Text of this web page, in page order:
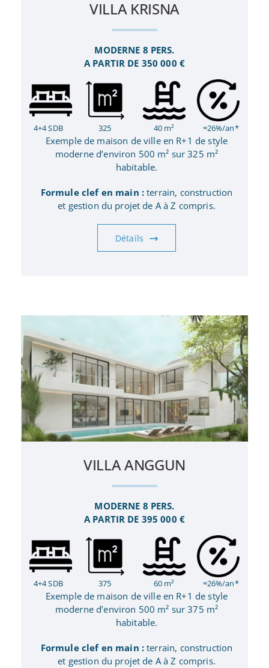
VILLA KRISNA
MODERNE 8 PERS.
A PARTIR DE 350 000 €
4+4 SDB 325 40 m² ≈26%/an*
Exemple de maison de ville en R+1 de style
moderne d’environ 500 m² sur 325 m²
habitable.
Formule clef en main : terrain, construction
et gestion du projet de A à Z compris.
Détails
VILLA ANGGUN
MODERNE 8 PERS.
A PARTIR DE 395 000 €
4+4 SDB 375 60 m² ≈26%/an*
Exemple de maison de ville en R+1 de style
moderne d’environ 500 m² sur 375 m²
habitable.
Formule clef en main : terrain, construction
et gestion du projet de A à Z compris.